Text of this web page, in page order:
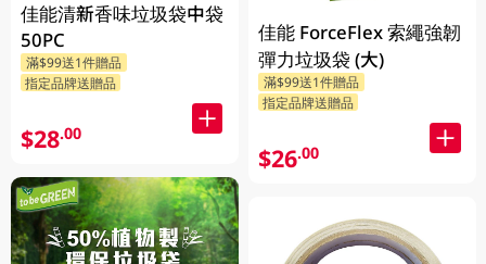
佳能清新香味垃圾袋中袋
50PC
滿$99送1件贈品
指定品牌送贈品
$28.00
佳能 ForceFlex 索繩強韌
彈力垃圾袋 (大)
滿$99送1件贈品
指定品牌送贈品
$26.00